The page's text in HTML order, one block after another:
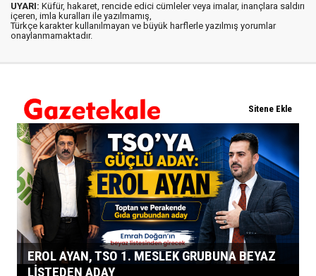
UYARI: Küfür, hakaret, rencide edici cümleler veya imalar, inançlara saldırı
içeren, imla kuralları ile yazılmamış,
Türkçe karakter kullanılmayan ve büyük harflerle yazılmış yorumlar
onaylanmamaktadır.